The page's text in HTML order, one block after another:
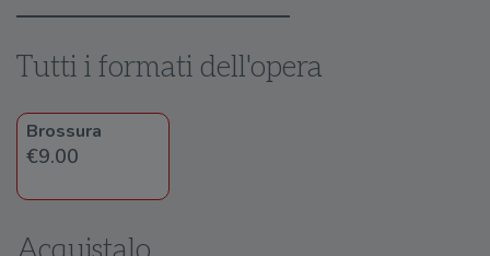
Tutti i formati dell'opera
Brossura
€9.00